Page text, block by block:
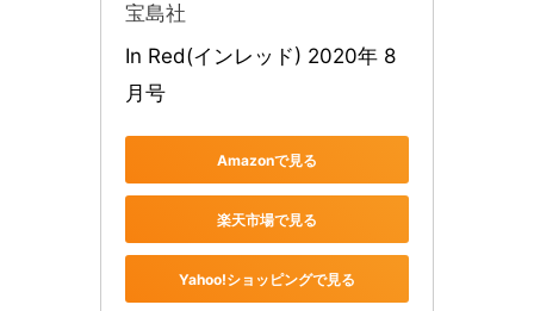
宝島社
In Red(インレッド) 2020年 8
月号
Amazonで見る
楽天市場で見る
Yahoo!ショッピングで見る